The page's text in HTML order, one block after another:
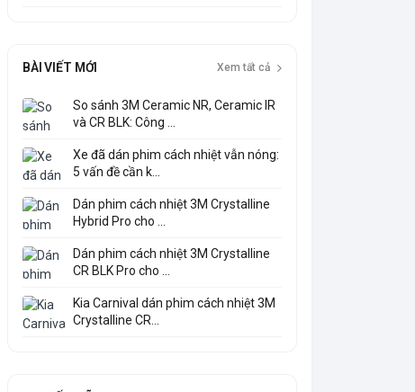
BÀI VIẾT MỚI Xem tất cả
So sánh 3M Ceramic NR, Ceramic IR
và CR BLK: Công ...
Xe đã dán phim cách nhiệt vẫn nóng:
5 vấn đề cần k...
Dán phim cách nhiệt 3M Crystalline
Hybrid Pro cho ...
Dán phim cách nhiệt 3M Crystalline
CR BLK Pro cho ...
Kia Carnival dán phim cách nhiệt 3M
Crystalline CR...